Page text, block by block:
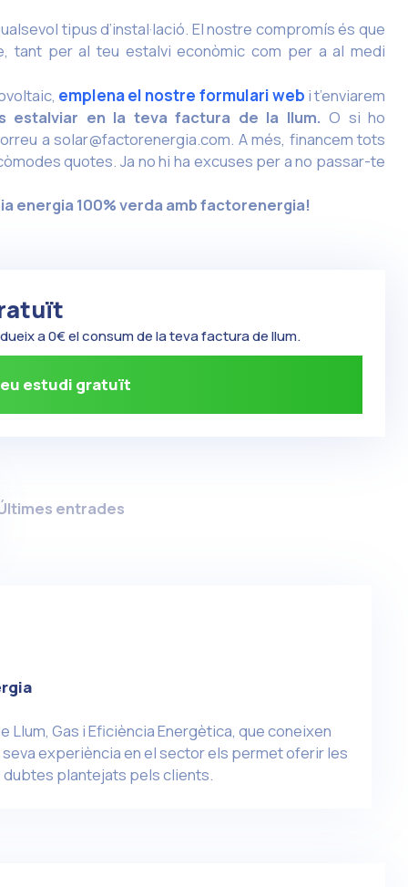
tipus d’instal·lació. El nostre compromís és que
tant per al teu estalvi econòmic com per a al medi
emplena el nostre formulari web i t’enviarem
estalviar en la teva factura de la llum. O si ho
asolar@factorenergia.com . A més, financem tots
quotes. Ja no hi ha excuses per a no passar-te
energia 100% verda amb factorenergia!
a 0€ el consum de la teva factura de llum.
estudi gratuït
entrades
Gas i Eficiència Energètica, que coneixen
experiència en el sector els permet oferir les
plantejats pels clients.